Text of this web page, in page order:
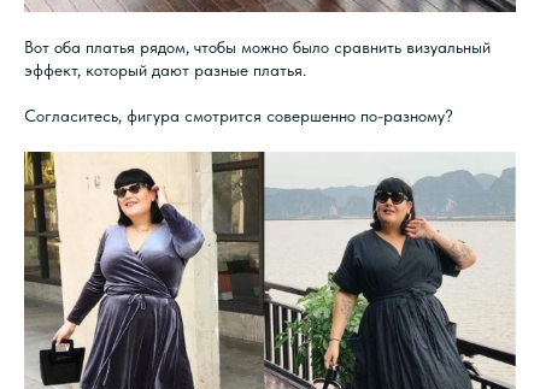
Вот оба платья рядом, чтобы можно было сравнить визуальный
эффект, который дают разные платья.
Согласитесь, фигура смотрится совершенно по-разному?